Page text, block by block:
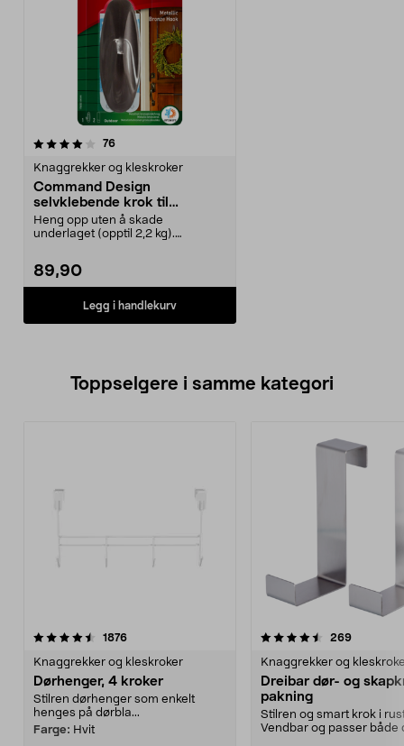
76anmeldelser
Knaggrekker og kleskroker
Command Design
selvklebende krok til
utendørsbruk, large
Heng opp uten å skade
underlaget (opptil 2,2 kg).
89,90
Legg i handlekurv
Toppselgere i samme kategori
1876anmeldelser
Knaggrekker og kleskroker
Dørhenger, 4 kroker
Stilren dørhenger som enkelt
henges på dørbla...
Farge: Hvit
4.5 av 5 stjerner 269
Knaggrekker og
Dreibar dør- og
pakning
Stilren og smart krok i
Vendbar og passer både
4.5 av 5 stjerner